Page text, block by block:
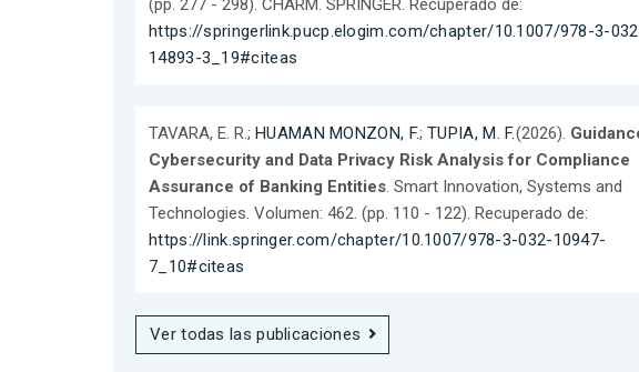
(pp. 277 - 298). CHARM. SPRINGER. Recuperado de:
https://springerlink.pucp.elogim.com/chapter/10.1007/978-3-
14893-3_19#citeas
TAVARA, E. R.; HUAMAN MONZON, F.;TUPIA, M. F.(2026).
Cybersecurity and Data Privacy Risk Analysis for Compliance
Assurance of Banking Entities. Smart Innovation, Systems and
Technologies. Volumen: 462. (pp. 110 - 122). Recuperado de:
https://link.springer.com/chapter/10.1007/978-3-032-10947-
7_10#citeas
Ver todas las publicaciones